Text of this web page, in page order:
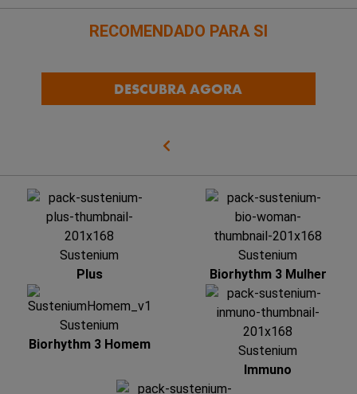
RECOMENDADO PARA SI
DESCUBRA AGORA
Sustenium
Plus
Sustenium
Biorhythm 3 Mulher
Sustenium
Biorhythm 3 Homem
Sustenium
Immuno